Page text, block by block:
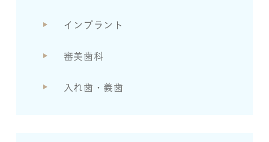
インプラント
審美歯科
入れ歯・義歯